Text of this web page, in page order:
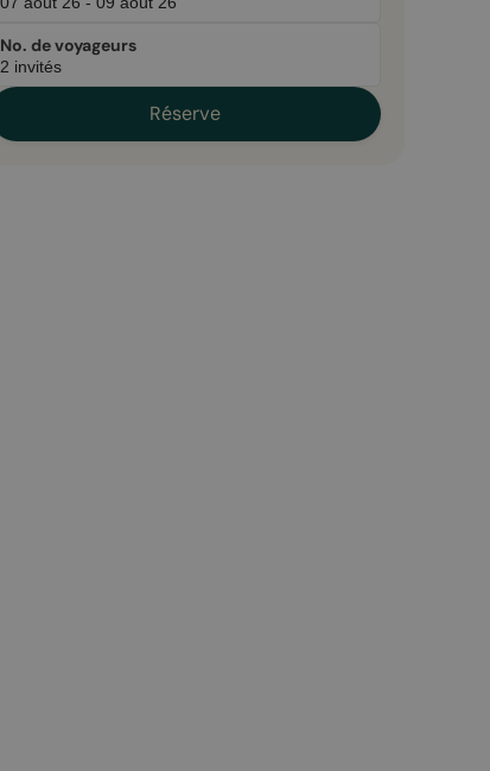
No. de voyageurs
Réserve